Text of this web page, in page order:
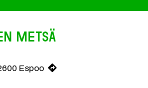
metsä
olevasti seikkailun sankari tai löytäväsi
Espoo